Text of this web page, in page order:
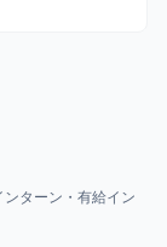
ターン・有給イン